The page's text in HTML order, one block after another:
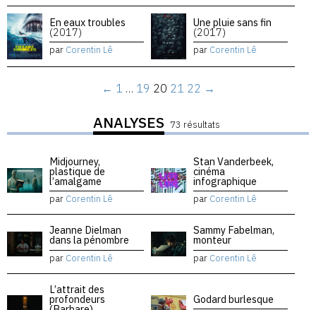
En eaux troubles
(2017)
par Corentin Lê
Une pluie sans fin
(2017)
par Corentin Lê
← 1 … 19 20 21 22 →
ANALYSES 73 résultats
Midjourney,
plastique de
l’amalgame
par Corentin Lê
Stan Vanderbeek,
cinéma
infographique
par Corentin Lê
Jeanne Dielman
dans la pénombre
par Corentin Lê
Sammy Fabelman,
monteur
par Corentin Lê
L’attrait des
profondeurs Godard burlesque